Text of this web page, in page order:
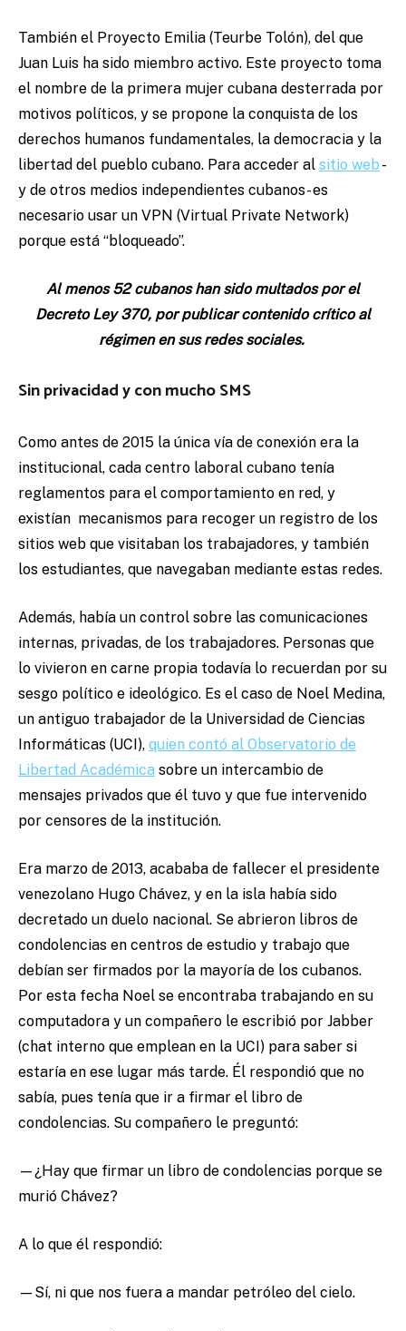
También el Proyecto Emilia (Teurbe Tolón), del que
Juan Luis ha sido miembro activo. Este proyecto toma
el nombre de la primera mujer cubana desterrada por
motivos políticos, y se propone la conquista de los
derechos humanos fundamentales, la democracia y la
libertad del pueblo cubano. Para acceder al sitio web -
y de otros medios independientes cubanos- es
necesario usar un VPN (Virtual Private Network)
porque está “bloqueado”.
Al menos 52 cubanos han sido multados por el
Decreto Ley 370, por publicar contenido crítico al
régimen en sus redes sociales.
Sin privacidad y con mucho SMS
Como antes de 2015 la única vía de conexión era la
institucional, cada centro laboral cubano tenía
reglamentos para el comportamiento en red, y
existían mecanismos para recoger un registro de los
sitios web que visitaban los trabajadores, y también
los estudiantes, que navegaban mediante estas redes.
Además, había un control sobre las comunicaciones
internas, privadas, de los trabajadores. Personas que
lo vivieron en carne propia todavía lo recuerdan por su
sesgo político e ideológico. Es el caso de Noel Medina,
un antiguo trabajador de la Universidad de Ciencias
Informáticas (UCI), quien contó al Observatorio de
Libertad Académica sobre un intercambio de
mensajes privados que él tuvo y que fue intervenido
por censores de la institución.
Era marzo de 2013, acababa de fallecer el presidente
venezolano Hugo Chávez, y en la isla había sido
decretado un duelo nacional. Se abrieron libros de
condolencias en centros de estudio y trabajo que
debían ser firmados por la mayoría de los cubanos.
Por esta fecha Noel se encontraba trabajando en su
computadora y un compañero le escribió por Jabber
(chat interno que emplean en la UCI) para saber si
estaría en ese lugar más tarde. Él respondió que no
sabía, pues tenía que ir a firmar el libro de
condolencias. Su compañero le preguntó:
—¿Hay que firmar un libro de condolencias porque se
murió Chávez?
A lo que él respondió:
—Sí, ni que nos fuera a mandar petróleo del cielo.